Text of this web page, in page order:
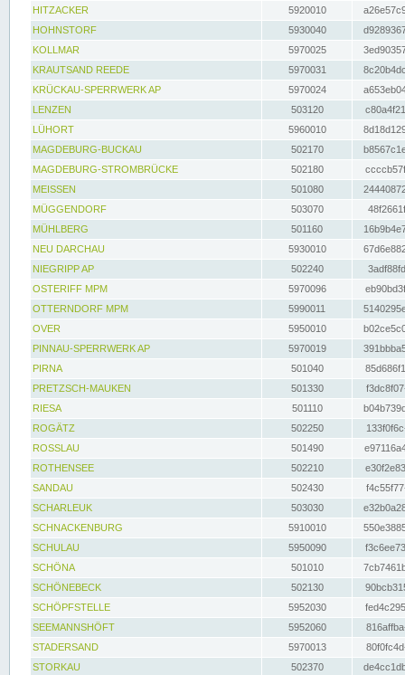
HITZACKER
5920010
HOHNSTORF
5930040
KOLLMAR
5970025
KRAUTSAND REEDE
5970031
KRÜCKAU-SPERRWERK AP
5970024
LENZEN
503120
LÜHORT
5960010
MAGDEBURG-BUCKAU
502170
MAGDEBURG-STROMBRÜCKE
502180
MEISSEN
501080
MÜGGENDORF
503070
MÜHLBERG
501160
NEU DARCHAU
5930010
NIEGRIPP AP
502240
OSTERIFF MPM
5970096
OTTERNDORF MPM
5990011
OVER
5950010
PINNAU-SPERRWERK AP
5970019
PIRNA
501040
PRETZSCH-MAUKEN
501330
RIESA
501110
ROGÄTZ
502250
ROSSLAU
501490
ROTHENSEE
502210
SANDAU
502430
SCHARLEUK
503030
SCHNACKENBURG
5910010
SCHULAU
5950090
SCHÖNA
501010
SCHÖNEBECK
502130
SCHÖPFSTELLE
5952030
SEEMANNSHÖFT
5952060
STADERSAND
5970013
STORKAU
502370